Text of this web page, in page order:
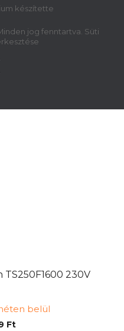
Ft
230V
belül
Ft
készítette
Minden jog fenntartva. Süti